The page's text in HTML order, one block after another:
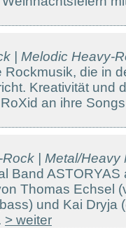
| Melodic Heavy-
Rockmusik, die in
Kreativität und
an ihre
| Metal/Heavy
Band
Thomas Echsel
und Kai Dryja
> weiter